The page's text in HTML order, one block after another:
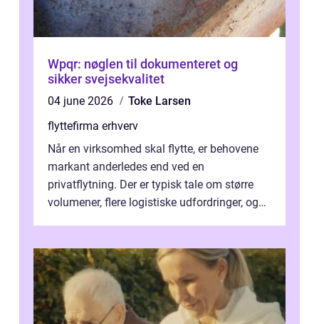
Wpqr: nøglen til dokumenteret og
sikker svejsekvalitet
04 june 2026
Toke Larsen
flyttefirma erhverv
Når en virksomhed skal flytte, er behovene
markant anderledes end ved en
privatflytning. Der er typisk tale om større
volumener, flere logistiske udfordringer, og